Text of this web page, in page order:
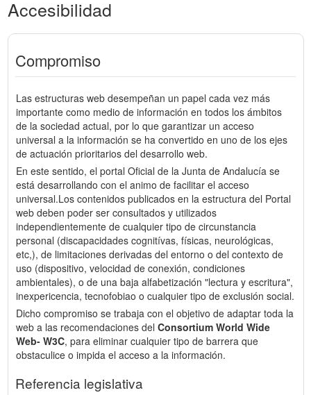
Accesibilidad
Compromiso
Las estructuras web desempeñan un papel cada vez más
importante como medio de información en todos los ámbitos
de la sociedad actual, por lo que garantizar un acceso
universal a la información se ha convertido en uno de los ejes
de actuación prioritarios del desarrollo web.
En este sentido, el portal Oficial de la Junta de Andalucía se
está desarrollando con el animo de facilitar el acceso
universal.Los contenidos publicados en la estructura del Portal
web deben poder ser consultados y utilizados
independientemente de cualquier tipo de circunstancia
personal (discapacidades cognitívas, físicas, neurológicas,
etc,), de limitaciones derivadas del entorno o del contexto de
uso (dispositivo, velocidad de conexión, condiciones
ambientales), o de una baja alfabetización "lectura y escritura",
inexpericencia, tecnofobiao o cualquier tipo de exclusión social.
Dicho compromiso se trabaja con el objetivo de adaptar toda la
web a las recomendaciones del Consortium World Wide
Web- W3C, para eliminar cualquier tipo de barrera que
obstaculice o impida el acceso a la información.
Referencia legislativa